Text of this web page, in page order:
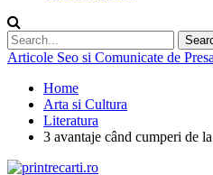
Articole Seo si Comunicate de Presa
Home
Arta si Cultura
Literatura
3 avantaje când cumperi de